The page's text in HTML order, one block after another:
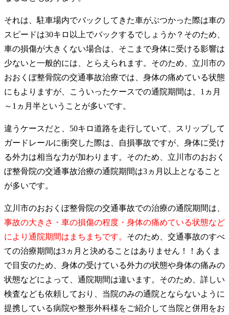
それは、駐車場内でバックしてきた車がぶつかった際は車の
スピードは30キロ以上でバックするでしょうか？そのため、
車の損傷が大きくない場合は、そこまで身体に受ける影響は
少ないと一般的には、とらえられます。そのため、立川市の
おおくぼ整骨院の交通事故治療では、身体の痛めている状態
にもよりますが、こういったケースでの通院期間は、1ヵ月
～1ヵ月半ということが多いです。
違うケースだと、50キロ道路を走行していて、スリップして
ガードレールに衝突した際は、自損事故ですが、身体に受け
る外力は相当な力が加わります。そのため、立川市のおおく
ぼ整骨院の交通事故治療の通院期間は3ヵ月以上となること
が多いです。
立川市のおおくぼ整骨院の交通事故での治療の通院期間は、
事故の大きさ・車の損傷の程度・身体の痛めている状態など
により通院期間はまちまちです。 そのため、交通事故のすべ
ての治療期間は3ヵ月と決めることはありません！！あくま
で目安のため、身体の受けている外力の状態や身体の痛みの
状態などによって、通院期間は違います。そのため、詳しい
検査なども依頼しており、当院のみの通院とならないように
提携している病院や整形外科様をご紹介して当院と併用をお